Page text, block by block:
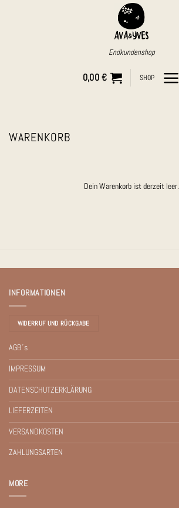
Endkundenshop
0,00€ SHOP
WARENKORB
Dein Warenkorb ist derzeit leer.
INFORMATIONEN
WIDERRUF UND RÜCKGABE
AGB´s
IMPRESSUM
DATENSCHUTZERKLÄRUNG
LIEFERZEITEN
VERSANDKOSTEN
ZAHLUNGSARTEN
MORE